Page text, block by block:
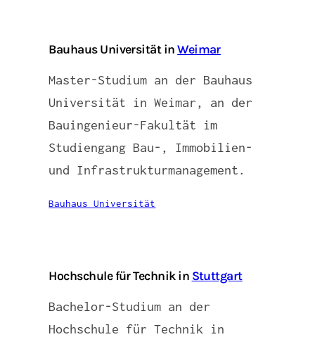
Bauhaus Universität inWeimar
Master-Studium an der Bauhaus
Universität in Weimar, an der
Bauingenieur-Fakultät im
Studiengang Bau-, Immobilien-
und Infrastrukturmanagement.
Bauhaus Universität
Hochschule für Technik in Stuttgart
Bachelor-Studium an der
Hochschule für Technik in